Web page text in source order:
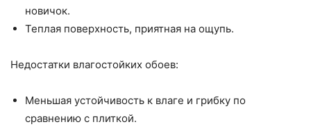
новичок.
Теплая поверхность, приятная на ощупь.
Недостатки влагостойких обоев:
Меньшая устойчивость к влаге и грибку по
сравнению с плиткой.